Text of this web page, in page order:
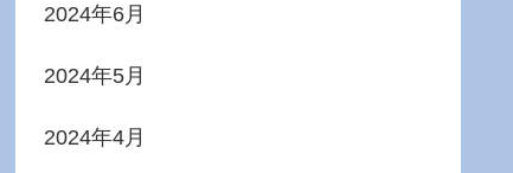
2024年6月
2024年5月
2024年4月